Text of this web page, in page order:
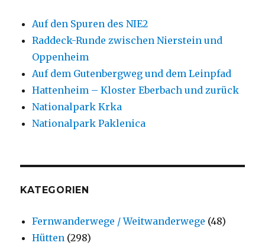
Auf den Spuren des NIE2
Raddeck-Runde zwischen Nierstein und
Oppenheim
Auf dem Gutenbergweg und dem Leinpfad
Hattenheim – Kloster Eberbach und zurück
Nationalpark Krka
Nationalpark Paklenica
KATEGORIEN
Fernwanderwege / Weitwanderwege (48)
Hütten (298)